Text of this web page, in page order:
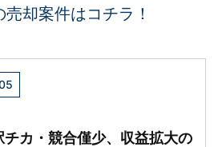
却案件はコチラ！
チカ・競合僅少、収益拡大の